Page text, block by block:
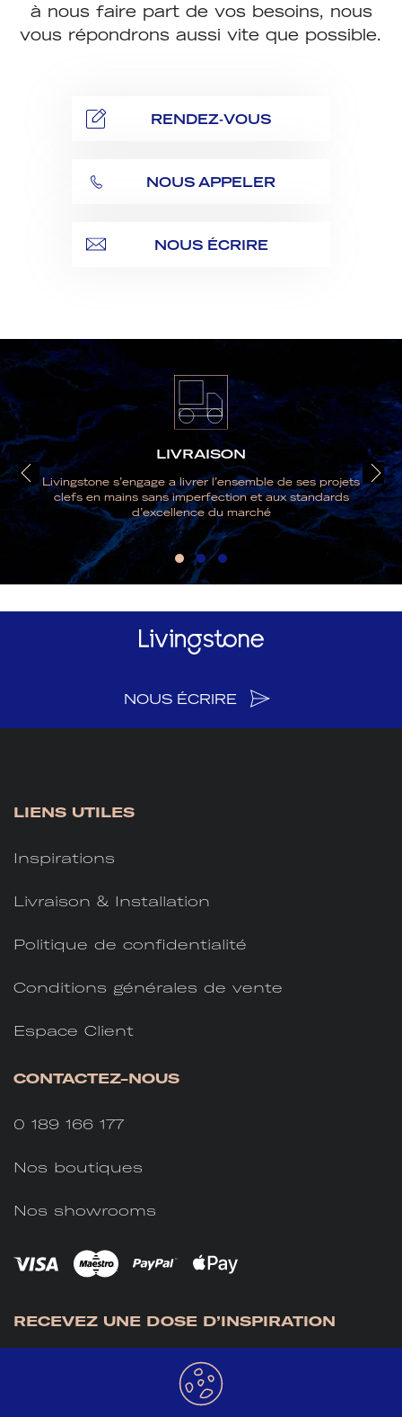
à nous faire part de vos besoins, nous
vous répondrons aussi vite que possible.
RENDEZ-VOUS
NOUS APPELER
NOUS ÉCRIRE
LIVRAISON
Livingstone s’engage a livrer l’ensemble de ses projets
clefs en mains sans imperfection et aux standards
d’excellence du marché
NOUS ÉCRIRE
LIENS UTILES
Inspirations
Livraison & Installation
Politique de confidentialité
Conditions générales de vente
Espace Client
CONTACTEZ-NOUS
0 189 166 177
Nos boutiques
Nos showrooms
RECEVEZ UNE DOSE D’INSPIRATION